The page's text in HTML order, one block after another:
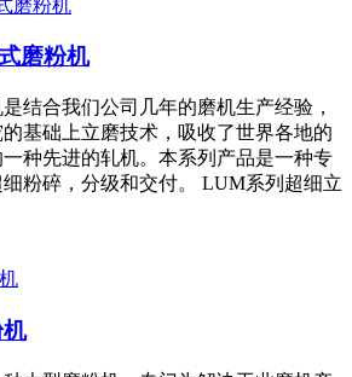
磨粉机
结合我们公司几年的磨机生产经验，
基础上立磨技术，吸收了世界各地的
种先进的轧机。本系列产品是一种专
粉碎，分级和交付。 LUM系列超细立